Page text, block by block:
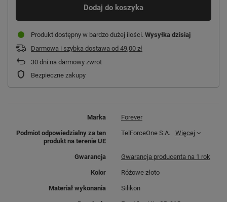
Dodaj do koszyka
Produkt dostępny w bardzo dużej ilości Wysyłka dzisiaj
Darmowa i szybka dostawa od 49,00 zł
30 dni na darmowy zwrot
Bezpieczne zakupy
Marka Forever
Podmiot odpowiedzialny za ten
produkt na terenie UE
TelForceOne S.A. Więcej
Gwarancja Gwarancja producenta na 1 rok
Kolor Różowe złoto
Materiał wykonania Silikon